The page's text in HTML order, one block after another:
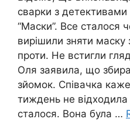
сварки з детективами
“Маски”. Все сталося
вирішили зняти
проти. Не встигли
Оля заявила, що
зйомок. Співачка
тиждень не
сталося. Вона була …